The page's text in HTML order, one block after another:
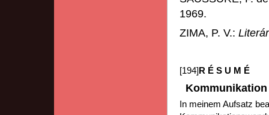
1969.
ZIMA, P. V.:
[194]R É S U M É
In meinem Aufsatz